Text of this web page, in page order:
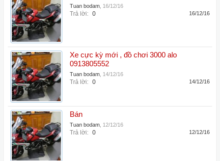
Tuan bodam 16/12/16
Trả lời: 0 16/12/16
Xe cực kỳ mới , đồ chơi 3000 alo
0913805552
Tuan bodam 14/12/16
Trả lời: 0 14/12/16
Bán
Tuan bodam 12/12/16
Trả lời: 0 12/12/16